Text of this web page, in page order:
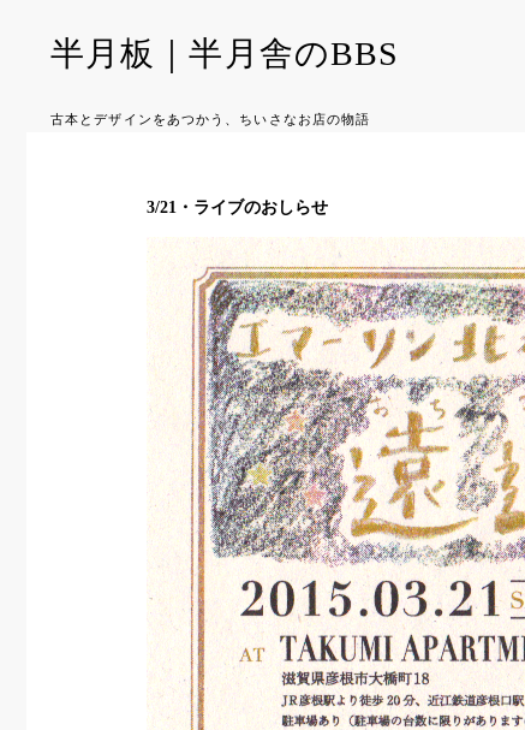
半月板｜半月舎のBBS
古本とデザインをあつかう、ちいさなお店の物語
3/21・ライブのおしらせ